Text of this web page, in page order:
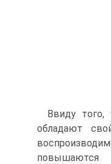
Ввиду того,
обладают